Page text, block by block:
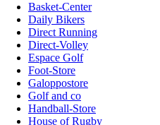
Basket-Center
Daily Bikers
Direct Running
Direct-Volley
Espace Golf
Foot-Store
Galoppostore
Golf and co
Handball-Store
House of Rugby